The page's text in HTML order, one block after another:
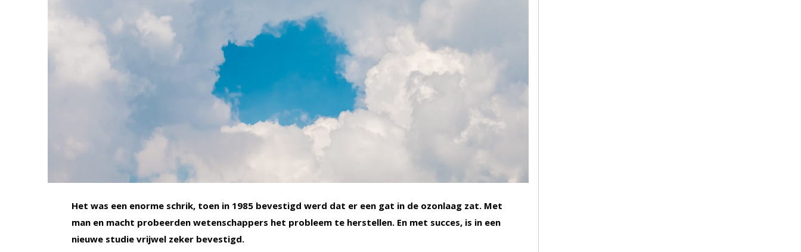
Het was een enorme schrik, toen in 1985 bevestigd werd dat er een gat in de ozonlaag zat. Met
man en macht probeerden wetenschappers het probleem te herstellen. En met succes, is in een
nieuwe studie vrijwel zeker bevestigd.